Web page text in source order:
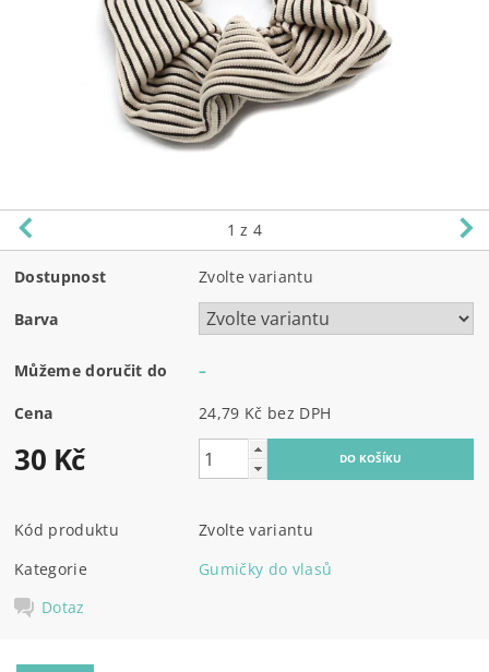
1 z 4
Dostupnost Zvolte variantu
Barva
Můžeme doručit do –
Cena 24,79 Kč bez DPH
30 Kč
Kód produktu
Zvolte variantu
Kategorie
Gumičky do vlasů
Dotaz